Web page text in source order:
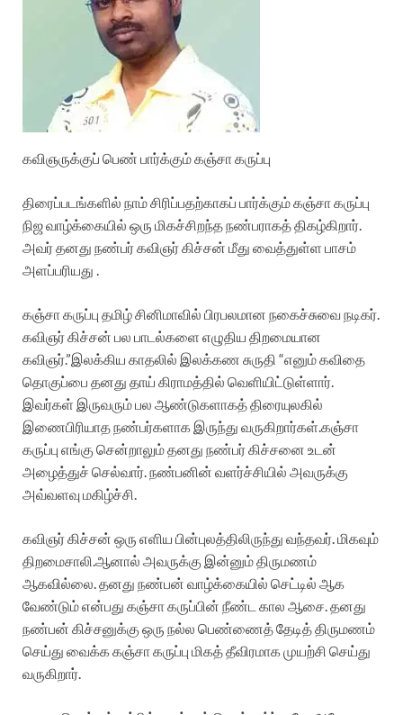
கவிஞருக்குப் பெண் பார்க்கும் கஞ்சா கருப்பு
திரைப்படங்களில் நாம் சிரிப்பதற்காகப் பார்க்கும் கஞ்சா கருப்பு
நிஜ வாழ்க்கையில் ஒரு மிகச்சிறந்த நண்பராகத் திகழ்கிறார்.
அவர் தனது நண்பர் கவிஞர் கிச்சன் மீது வைத்துள்ள பாசம்
அளப்பரியது .
கஞ்சா கருப்பு தமிழ் சினிமாவில் பிரபலமான நகைச்சுவை நடிகர்.
கவிஞர் கிச்சன் பல பாடல்களை எழுதிய திறமையான
கவிஞர்.”இலக்கிய காதலில் இலக்கண சுருதி “எனும் கவிதை
தொகுப்பை தனது தாய் கிராமத்தில் வெளியிட்டுள்ளார்.
இவர்கள் இருவரும் பல ஆண்டுகளாகத் திரையுலகில்
இணைபிரியாத நண்பர்களாக இருந்து வருகிறார்கள்.கஞ்சா
கருப்பு எங்கு சென்றாலும் தனது நண்பர் கிச்சனை உடன்
அழைத்துச் செல்வார். நண்பனின் வளர்ச்சியில் அவருக்கு
அவ்வளவு மகிழ்ச்சி.
கவிஞர் கிச்சன் ஒரு எளிய பின்புலத்திலிருந்து வந்தவர். மிகவும்
திறமைசாலி.ஆனால் அவருக்கு இன்னும் திருமணம்
ஆகவில்லை. தனது நண்பன் வாழ்க்கையில் செட்டில் ஆக
வேண்டும் என்பது கஞ்சா கருப்பின் நீண்ட கால ஆசை. தனது
நண்பன் கிச்சனுக்கு ஒரு நல்ல பெண்ணைத் தேடித் திருமணம்
செய்து வைக்க கஞ்சா கருப்பு மிகத் தீவிரமாக முயற்சி செய்து
வருகிறார்.